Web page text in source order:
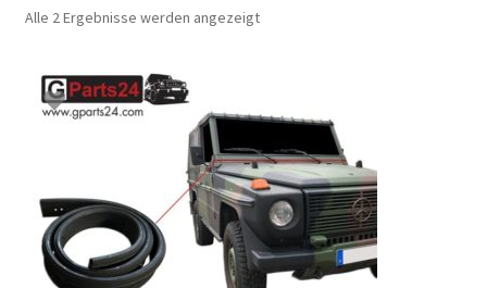
Alle 2 Ergebnisse werden angezeigt